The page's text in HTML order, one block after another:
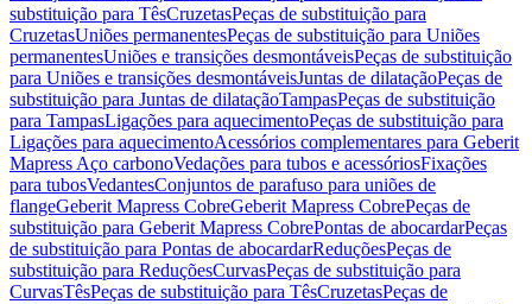
substituição para TêsCruzetasPeças de substituição para
CruzetasUniões permanentesPeças de substituição para Uniões
permanentesUniões e transições desmontáveisPeças de substituição
para Uniões e transições desmontáveisJuntas de dilataçãoPeças de
substituição para Juntas de dilataçãoTampasPeças de substituição
para TampasLigações para aquecimentoPeças de substituição para
Ligações para aquecimentoAcessórios complementares para Geberit
Mapress Aço carbonoVedações para tubos e acessóriosFixações
para tubosVedantesConjuntos de parafuso para uniões de
flangeGeberit Mapress CobreGeberit Mapress CobrePeças de
substituição para Geberit Mapress CobrePontas de abocardarPeças
de substituição para Pontas de abocardarReduçõesPeças de
substituição para ReduçõesCurvasPeças de substituição para
CurvasTêsPeças de substituição para TêsCruzetasPeças de